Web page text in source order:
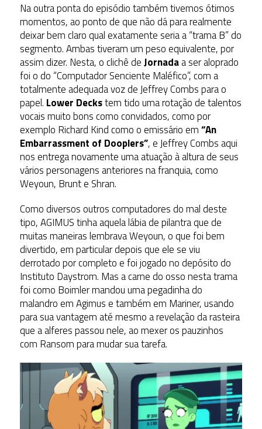
Na outra ponta do episódio também tivemos ótimos
momentos, ao ponto de que não dá para realmente
deixar bem claro qual exatamente seria a “trama B” do
segmento. Ambas tiveram um peso equivalente, por
assim dizer. Nesta, o clichê deJornadaa ser aloprado
foi o do “Computador Senciente Maléfico”, com a
totalmente adequada voz de Jeffrey Combs para o
papel. Lower Deckstem tido uma rotação de talentos
vocais muito bons como convidados, como por
exemplo Richard Kind como o emissário em“An
Embarrassment of Dooplers”, e Jeffrey Combs aqui
nos entrega novamente uma atuação à altura de seus
vários personagens anteriores na franquia, como
Weyoun, Brunt e Shran.
Como diversos outros computadores do mal deste
tipo, AGIMUS tinha aquela lábia de pilantra que de
muitas maneiras lembrava Weyoun, o que foi bem
divertido, em particular depois que ele se viu
derrotado por completo e foi jogado no depósito do
Instituto Daystrom. Mas a carne do osso nesta trama
foi como Boimler mandou uma pegadinha do
malandro em Agimus e também em Mariner, usando
para sua vantagem até mesmo a revelação da rasteira
que a alferes passou nele, ao mexer os pauzinhos
com Ransom para mudar sua tarefa.